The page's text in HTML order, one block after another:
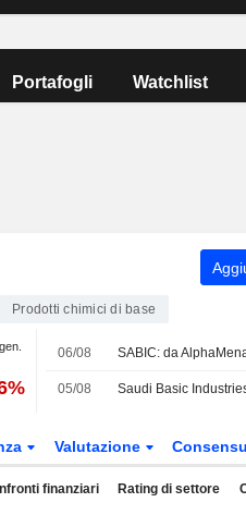
Portafogli Watchlist
Prodotti chimici di base
06/08 SABIC: da
05/08
Valutazione
finanziari Rating di settore